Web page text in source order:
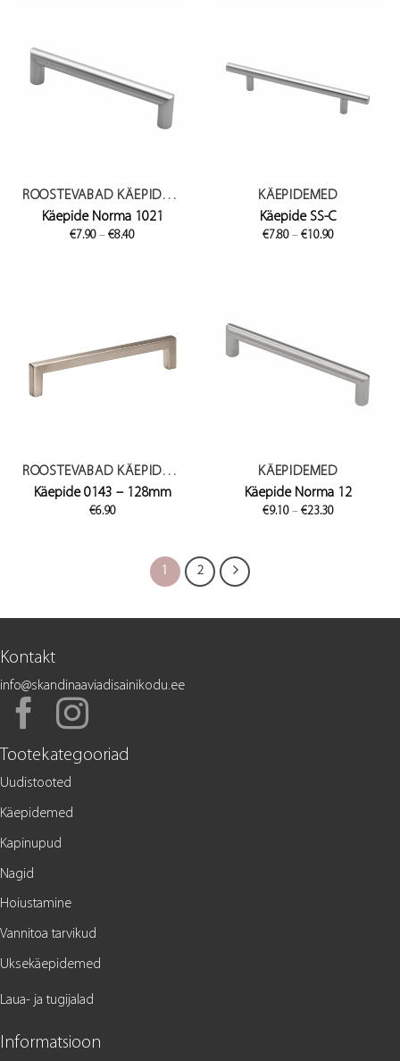
ROOSTEVABAD KÄEPIDEMED
Käepide Norma 1021
€7.90 – €8.40Price
KÄEPIDEMED
Käepide SS-C
€7.80 – €10.90Price
ROOSTEVABAD KÄEPIDEMED
Käepide 0143 – 128mm
€6.90
KÄEPIDEMED
Käepide Norma 12
€9.10 – €23.30Price
1 2
Kontakt
info@skandinaaviadisainikodu.ee
Tootekategooriad
Uudistooted
Käepidemed
Kapinupud
Nagid
Hoiustamine
Vannitoa tarvikud
Uksekäepidemed
Laua- ja tugijalad
Informatsioon